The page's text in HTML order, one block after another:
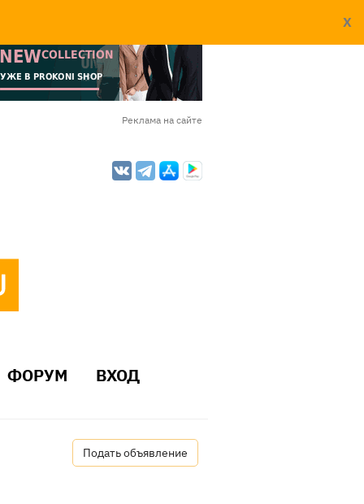
X
Реклама на сайте
ФОРУМ ВХОД
Подать объявление